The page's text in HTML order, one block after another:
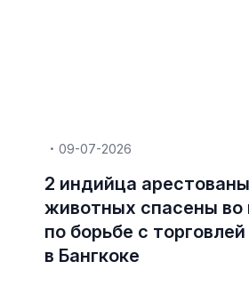
09-07-2026
2 индийца
животных спасены во
по борьбе с
в Бангкоке